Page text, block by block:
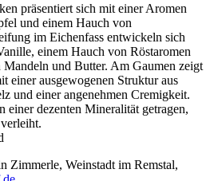
präsentiert sich mit einer Aromen
und einem Hauch von
im Eichenfass entwickeln sich
einem Hauch von Röstaromen
und Butter. Am Gaumen zeigt
einer ausgewogenen Struktur aus
und einer angenehmen Cremigkeit.
dezenten Mineralität getragen,
Zimmerle, Weinstadt im Remstal,